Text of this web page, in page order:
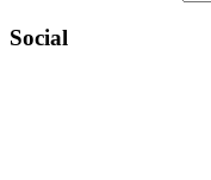
Social